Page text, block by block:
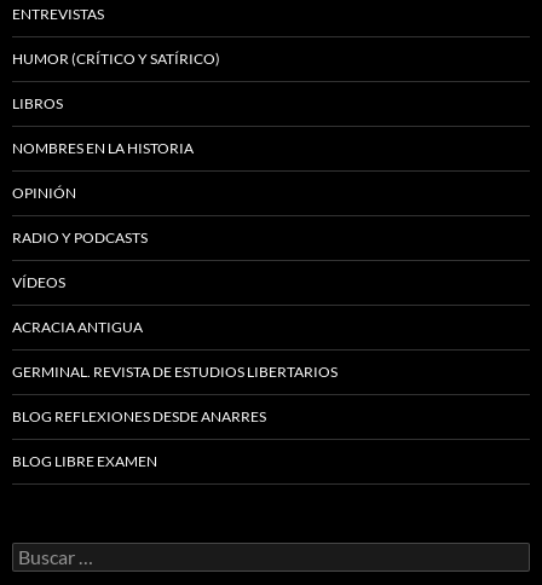
ENTREVISTAS
HUMOR (CRÍTICO Y SATÍRICO)
LIBROS
NOMBRES EN LA HISTORIA
OPINIÓN
RADIO Y PODCASTS
VÍDEOS
ACRACIA ANTIGUA
GERMINAL. REVISTA DE ESTUDIOS LIBERTARIOS
BLOG REFLEXIONES DESDE ANARRES
BLOG LIBRE EXAMEN
Buscar: